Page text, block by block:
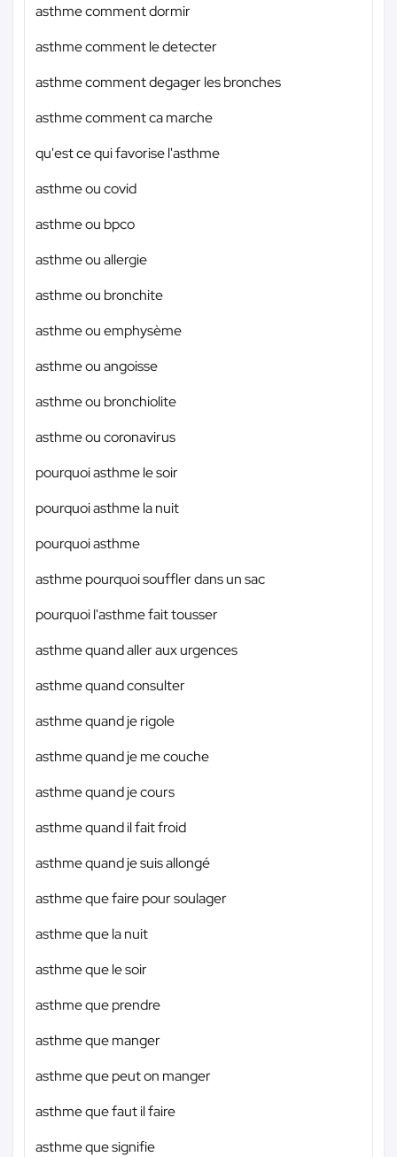
asthme comment dormir
asthme comment le detecter
asthme comment degager les bronches
asthme comment ca marche
qu'est ce qui favorise l'asthme
asthme ou covid
asthme ou bpco
asthme ou allergie
asthme ou bronchite
asthme ou emphysème
asthme ou angoisse
asthme ou bronchiolite
asthme ou coronavirus
pourquoi asthme le soir
pourquoi asthme la nuit
pourquoi asthme
asthme pourquoi souffler dans un sac
pourquoi l'asthme fait tousser
asthme quand aller aux urgences
asthme quand consulter
asthme quand je rigole
asthme quand je me couche
asthme quand je cours
asthme quand il fait froid
asthme quand je suis allongé
asthme que faire pour soulager
asthme que la nuit
asthme que le soir
asthme que prendre
asthme que manger
asthme que peut on manger
asthme que faut il faire
asthme que signifie